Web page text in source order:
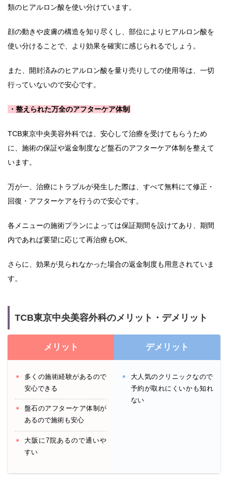
類のヒアルロン酸を使い分けています。
顔の動きや皮膚の構造を知り尽くし、部位によりヒアルロン酸を
使い分けることで、より効果を確実に感じられるでしょう。
また、開封済みのヒアルロン酸を量り売りしての使用等は、一切
行っていないので安心です。
・整えられた万全のアフターケア体制
TCB東京中央美容外科では、安心して治療を受けてもらうため
に、施術の保証や返金制度など盤石のアフターケア体制を整えて
います。
万が一、治療にトラブルが発生した際は、すべて無料にて修正・
回復・アフターケアを行うので安心です。
各メニューの施術プランによっては保証期間を設けてあり、期間
内であれば要望に応じて再治療もOK。
さらに、効果が見られなかった場合の返金制度も用意されていま
す。
TCB東京中央美容外科のメリット・デメリット
メリット
多くの施術経験があるので
安心できる
盤石のアフターケア体制が
あるので施術も安心
大阪に7院あるので通いや
すい
デメリット
大人気のクリニックなので
予約が取れにくいかも知れ
ない